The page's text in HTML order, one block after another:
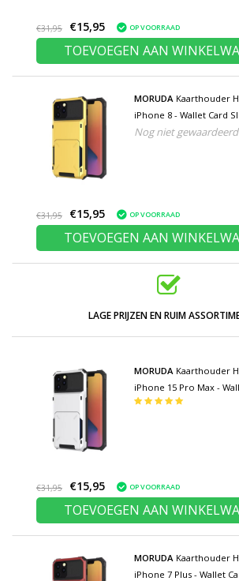
€31,95 €15,95 OP VOORRAAD
TOEVOEGEN AAN
MORUDA Kaarthouder
iPhone 8 - Wallet Card
Flip Cover Case - Geel
Nog niet gewaardeerd
€31,95 €15,95 OP VOORRAAD
TOEVOEGEN AAN
LAGE PRIJZEN EN RUIM
MORUDA Kaarthouder
iPhone 15 Pro Max -
Portemonnee Flip Cover
€31,95 €15,95 OP VOORRAAD
TOEVOEGEN AAN
MORUDA Kaarthouder
iPhone 7 Plus - Wallet